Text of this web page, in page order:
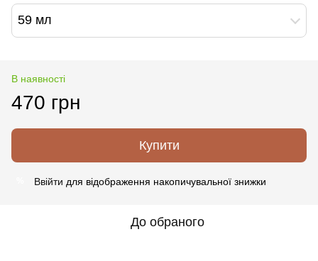
59 мл
В наявності
470 грн
Купити
Ввійти для відображення накопичувальної знижки
До обраного